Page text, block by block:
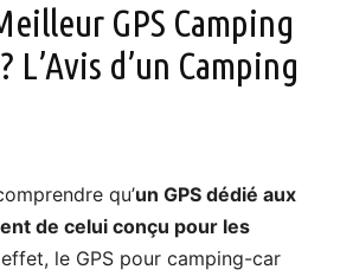
GPS Camping
L’Avis d’un Camping
qu’un GPS dédié aux
de celui conçu pour les
effet, le GPS pour camping-car